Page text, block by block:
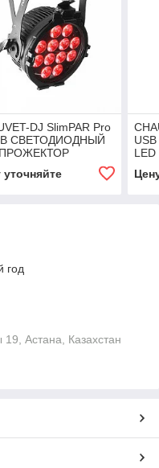
DJ SlimPAR Pro
СВЕТОДИОДНЫЙ
ПРОЖЕКТОР
уточняйте
год
Астана, Казахстан